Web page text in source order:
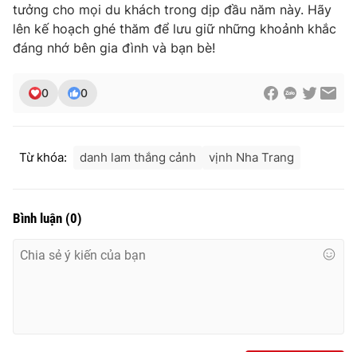
tưởng cho mọi du khách trong dịp đầu năm này. Hãy
lên kế hoạch ghé thăm để lưu giữ những khoảnh khắc
đáng nhớ bên gia đình và bạn bè!
0 0
Từ khóa: danh lam thắng cảnh vịnh Nha Trang
Bình luận (0)